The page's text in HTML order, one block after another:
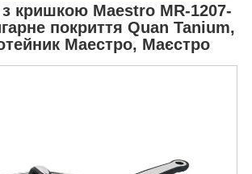
кришкою Maestro MR-1207-
покриття Quan Tanium,
Маестро, Маєстро